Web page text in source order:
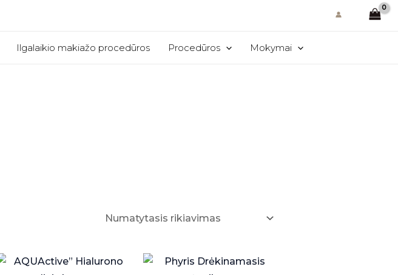
Ilgalaikio makiažo procedūros Procedūros Mokymai